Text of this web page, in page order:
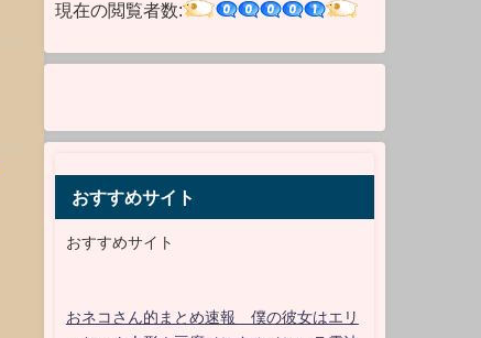
現在の閲覧者数:
おすすめサイト
おすすめサイト
おネコさん的まとめ速報 僕の彼女はエリ